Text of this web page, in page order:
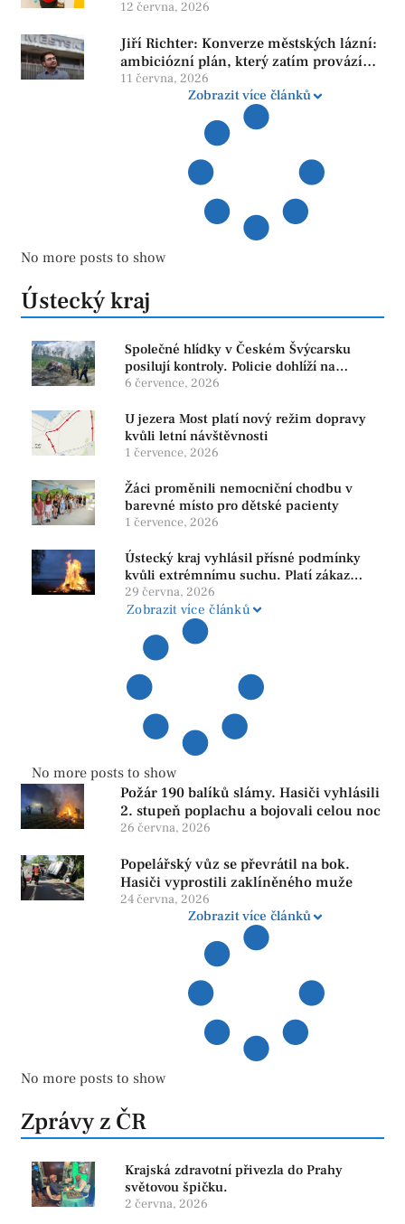
neroste tam, kde se bojí udělat chybu.
12 června, 2026
Jiří Richter: Konverze městských lázní:
ambiciózní plán, který zatím provází
více otazníků než jistot
11 června, 2026
Zobrazit více článků
No more posts to show
Ústecký kraj
Společné hlídky v Českém Švýcarsku
posilují kontroly. Policie dohlíží na
bezpečnost i ochranu přírody
6 července, 2026
U jezera Most platí nový režim dopravy
kvůli letní návštěvnosti
1 července, 2026
Žáci proměnili nemocniční chodbu v
barevné místo pro dětské pacienty
1 července, 2026
Ústecký kraj vyhlásil přísné podmínky
kvůli extrémnímu suchu. Platí zákaz
ohňů i pyrotechniky
29 června, 2026
Zobrazit více článků
No more posts to show
Požár 190 balíků slámy. Hasiči vyhlásili
2. stupeň poplachu a bojovali celou noc
26 června, 2026
Popelářský vůz se převrátil na bok.
Hasiči vyprostili zaklíněného muže
24 června, 2026
Zobrazit více článků
No more posts to show
Zprávy z ČR
Krajská zdravotní přivezla do Prahy
světovou špičku.
2 června, 2026